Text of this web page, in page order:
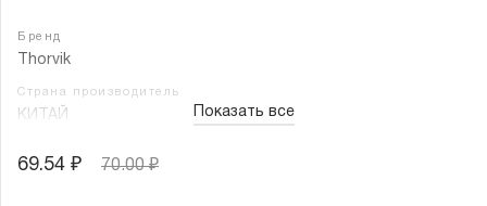
Бренд
Thorvik
Страна производитель
КИТАЙ Показать все
69.54 ₽ 70.00 ₽